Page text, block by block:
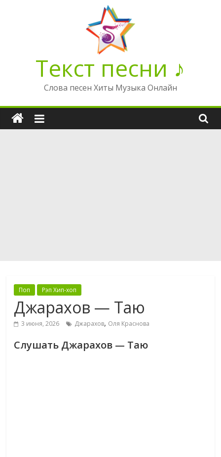
Текст песни ♪
Слова песен Хиты Музыка Онлайн
Поп Рэп Хип-хоп
Джарахов — Таю
3 июня, 2026 Джарахов, Оля Краснова
Слушать Джарахов — Таю